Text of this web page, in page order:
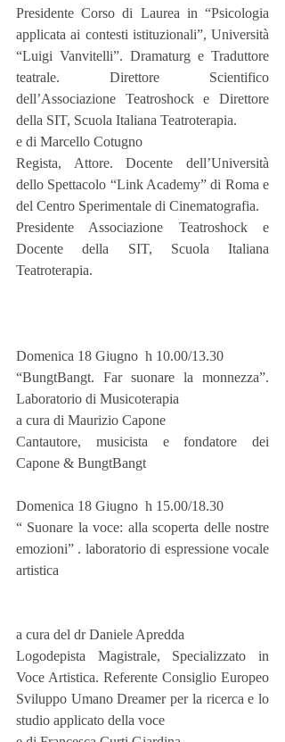
Presidente Corso di Laurea in “Psicologia
applicata ai contesti istituzionali”, Università
“Luigi Vanvitelli”. Dramaturg e Traduttore
teatrale. Direttore Scientifico
dell’Associazione Teatroshock e Direttore
della SIT, Scuola Italiana Teatroterapia.
e di Marcello Cotugno
Regista, Attore. Docente dell’Università
dello Spettacolo “Link Academy” di Roma e
del Centro Sperimentale di Cinematografia.
Presidente Associazione Teatroshock e
Docente della SIT, Scuola Italiana
Teatroterapia.
Domenica 18 Giugno  h 10.00/13.30
“BungtBangt. Far suonare la monnezza”.
Laboratorio di Musicoterapia
a cura di Maurizio Capone
Cantautore, musicista e fondatore dei
Capone & BungtBangt
Domenica 18 Giugno  h 15.00/18.30
“ Suonare la voce: alla scoperta delle nostre
emozioni” . laboratorio di espressione vocale
artistica
a cura del dr Daniele Apredda
Logodepista Magistrale, Specializzato in
Voce Artistica. Referente Consiglio Europeo
Sviluppo Umano Dreamer per la ricerca e lo
studio applicato della voce